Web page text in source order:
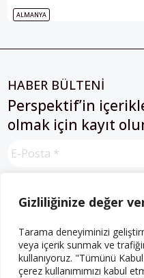
Gizliliğinize değer
Tarama deneyiminizi
veya içerik sunmak ve
kullanıyoruz. "Tümünü
çerez kullanımımızı kabul
ALMANYA
HABER BÜLTENİ
Perspektif’in
olmak için kayıt